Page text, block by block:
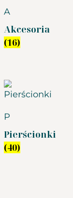
A
Akcesoria
(16)
P
Pierścionki
(40)